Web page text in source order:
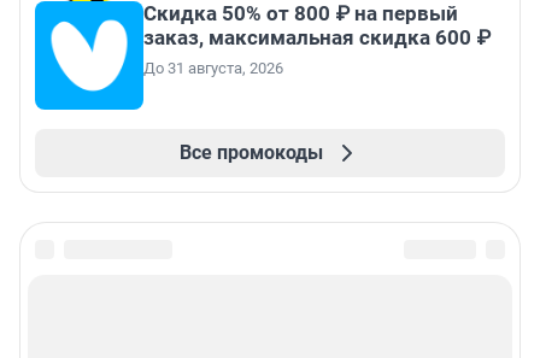
Скидка 50% от 800 ₽ на первый
заказ, максимальная скидка 600 ₽
До 31 августа, 2026
Все промокоды